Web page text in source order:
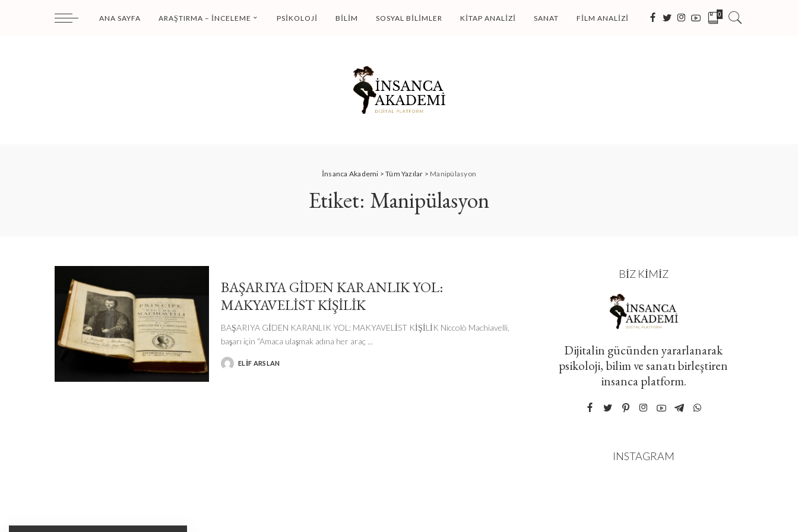
ANA SAYFA ARAŞTIRMA – İNCELEME PSIKOLOJI BILIM SOSYAL BILIMLER KITAP ANALIZI SANAT FILM ANALIZI 0
İnsanca Akademi >Tüm Yazılar > Manipülasyon
Etiket: Manipülasyon
BAŞARIYA GİDEN KARANLIK YOL:
MAKYAVELİST KİŞİLİK
BAŞARIYA GİDEN KARANLIK YOL: MAKYAVELİST KİŞİLİK Niccolò Machiavelli,
başarı için “Amaca ulaşmak adına her araç ...
POSTEDELIF ARSLAN
BIZ KIMIZ
Dijitalin gücünden yararlanarak
psikoloji, bilim ve sanatı birleştiren
insanca platform.
INSTAGRAM